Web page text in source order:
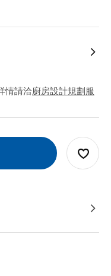
情請洽廚房設計規劃服